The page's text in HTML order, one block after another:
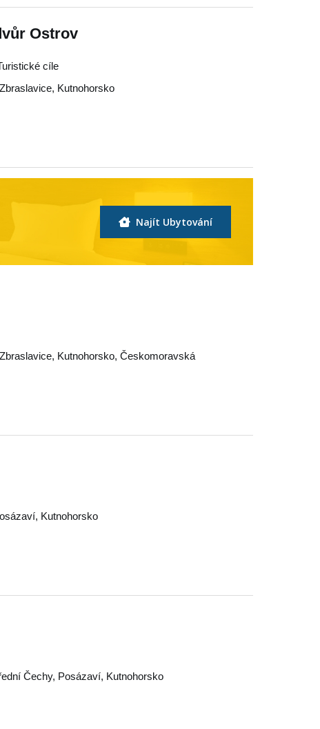
Ostrov
cíle
Zbraslavice, Kutnohorsko
Najít Ubytování
Zbraslavice, Kutnohorsko,Českomoravská
, Kutnohorsko
Čechy, Posázaví, Kutnohorsko